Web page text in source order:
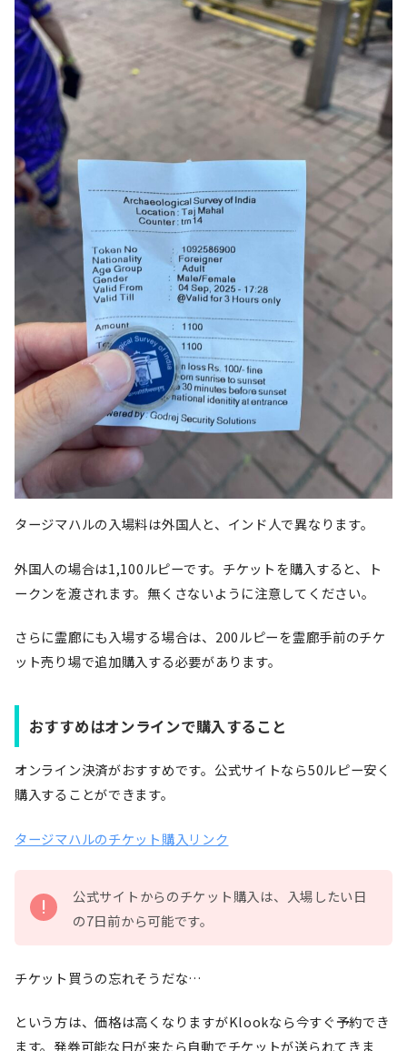
タージマハルの入場料は外国人と、インド人で異なります。
外国人の場合は1,100ルピーです。チケットを購入すると、ト
ークンを渡されます。無くさないように注意してください。
さらに霊廊にも入場する場合は、200ルピーを霊廊手前のチケ
ット売り場で追加購入する必要があります。
おすすめはオンラインで購入すること
オンライン決済がおすすめです。公式サイトなら50ルピー安く
購入することができます。
タージマハルのチケット購入リンク
公式サイトからのチケット購入は、入場したい日
の7日前から可能です。
チケット買うの忘れそうだな…
という方は、価格は高くなりますがKlookなら今すぐ予約でき
ます。発券可能な日が来たら自動でチケットが送られてきま